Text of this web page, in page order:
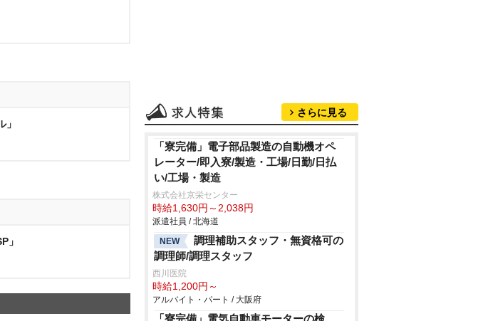
」
さらに見る
「寮完備」電子部品製造の自動機オペ
レーター/即入寮/製造・工場/日勤/日払
い/工場・製造
株式会社京栄センター
時給1,630円～2,038円
派遣社員 / 北海道
NEW
調理補助スタッフ・無資格可の
調理師/調理スタッフ
西川医院
時給1,200円～
アルバイト・パート / 大阪府
「寮完備」電気自動車モーターの検